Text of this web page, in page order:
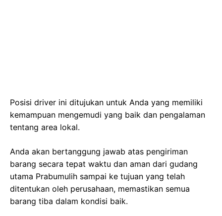
Posisi driver ini ditujukan untuk Anda yang memiliki
kemampuan mengemudi yang baik dan pengalaman
tentang area lokal.
Anda akan bertanggung jawab atas pengiriman
barang secara tepat waktu dan aman dari gudang
utama Prabumulih sampai ke tujuan yang telah
ditentukan oleh perusahaan, memastikan semua
barang tiba dalam kondisi baik.